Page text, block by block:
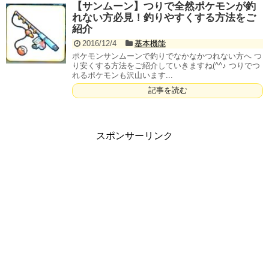
【サンムーン】つりで全然ポケモンが釣
れない方必見！釣りやすくする方法をご
紹介
2016/12/4
基本機能
ポケモンサンムーンで釣りでなかなかつれない方へ つ
り安くする方法をご紹介していきますね(^^♪ つりでつ
れるポケモンも沢山います...
記事を読む
スポンサーリンク